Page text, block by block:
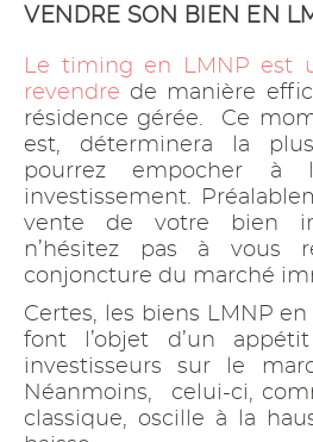
VENDRE SON BIEN EN
Le timing en LMNP est
revendre de manière
résidence gérée. Ce
est, déterminera la
pourrez empocher à
investissement.
vente de votre bien
n’hésitez pas à vous
conjoncture du marché
Certes, les biens LMNP
font l’objet d’un
investisseurs sur le
Néanmoins, celui-ci,
classique, oscille à la